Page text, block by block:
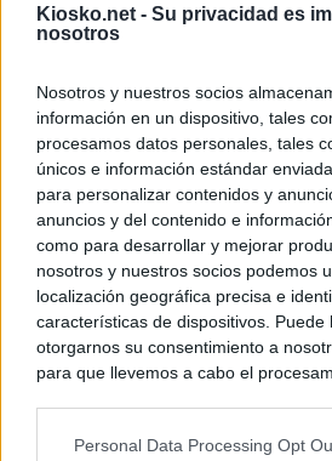
Kiosko.net - Su privacidad es
nosotros
Nosotros y nuestros socios
información en un dispositivo, tales
procesamos datos personales, tales
únicos e información estándar
para personalizar contenidos y
anuncios y del contenido e
como para desarrollar y mejorar
nosotros y nuestros socios podemos
localización geográfica precisa e
características de dispositivos. Puede
otorgarnos su consentimiento a
para que llevemos a cabo el
negar su consentimiento. Tenga en
Personal Data Processing Opt